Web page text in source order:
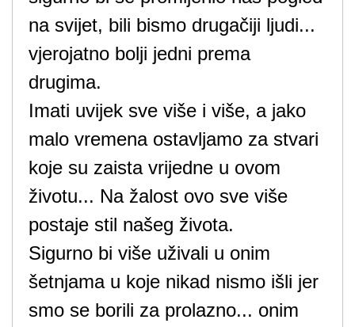
na svijet, bili bismo drugačiji ljudi...
vjerojatno bolji jedni prema
drugima.
Imati uvijek sve više i više, a jako
malo vremena ostavljamo za stvari
koje su zaista vrijedne u ovom
životu... Na žalost ovo sve više
postaje stil našeg života.
Sigurno bi više uživali u onim
šetnjama u koje nikad nismo išli jer
smo se borili za prolazno... onim